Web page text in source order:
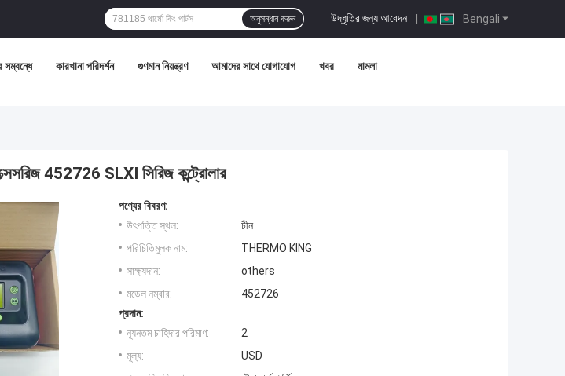
Bengali
উদ্ধৃতির জন্য আবেদন |
অনুসন্ধান করুন
সম্বন্ধে কারখানা পরিদর্শন গুণমান নিয়ন্ত্রণ আমাদের সাথে যোগাযোগ খবর মামলা
452726 SLXI সিরিজ কন্ট্রোলার
পণ্যের বিবরণ:
উৎপত্তি স্থল:
চীন
পরিচিতিমুলক নাম:
THERMO KING
সাক্ষ্যদান:
others
মডেল নম্বার:
452726
প্রদান:
ন্যূনতম চাহিদার পরিমাণ:
2
মূল্য:
USD